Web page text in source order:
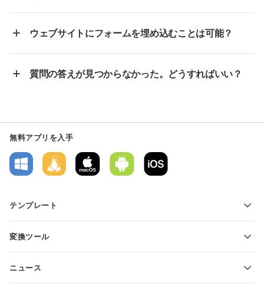
ウェブサイトにフォームを埋め込むことは可能？
質問の答えが見つからなかった。どうすればいい？
無料アプリを入手
テンプレート
テキスト文書テンプレート
変換ツール
スプレッドシートの変換
ニュース